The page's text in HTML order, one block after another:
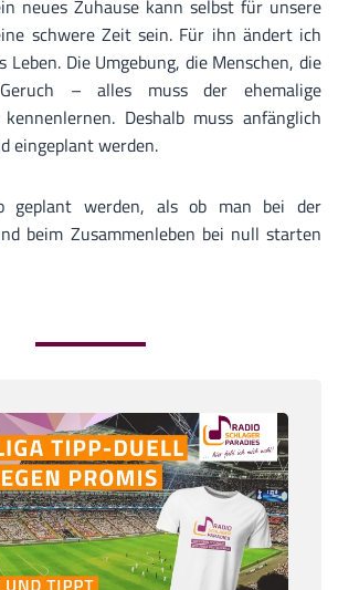
neues Zuhause kann selbst für unsere
schwere Zeit sein. Für ihn ändert ich
Leben. Die Umgebung, die Menschen, die
– alles muss der ehemalige
Deshalb muss anfänglich
eingeplant werden.
geplant werden, als ob man bei der
beim Zusammenleben bei null starten